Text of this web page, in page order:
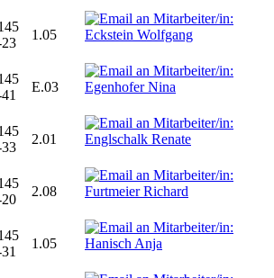
1.05
E.03
2.01
2.08
1.05